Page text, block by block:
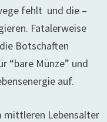
fehlt und die –
Fatalerweise
Botschaften
Münze” und
auf.
mittleren Lebensalter